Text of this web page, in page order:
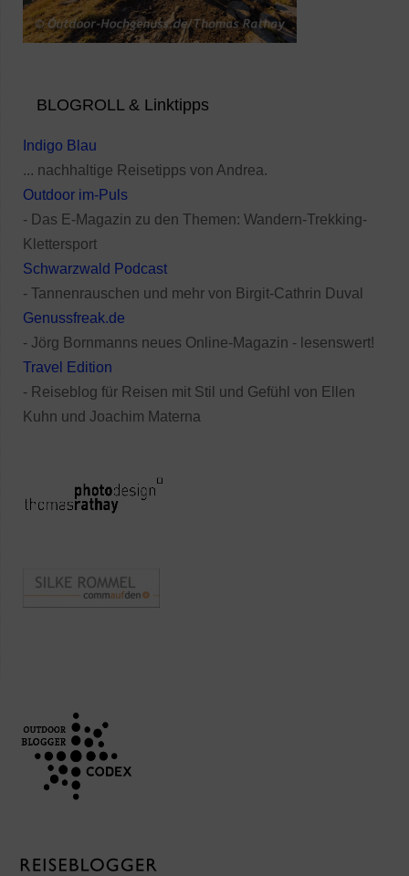
BLOGROLL & Linktipps
Indigo Blau
... nachhaltige Reisetipps von Andrea.
Outdoor im-Puls
- Das E-Magazin zu den Themen: Wandern-Trekking-
Klettersport
Schwarzwald Podcast
- Tannenrauschen und mehr von Birgit-Cathrin Duval
Genussfreak.de
- Jörg Bornmanns neues Online-Magazin - lesenswert!
Travel Edition
- Reiseblog für Reisen mit Stil und Gefühl von Ellen
Kuhn und Joachim Materna